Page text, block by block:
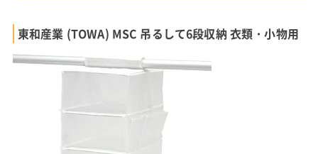
東和産業 (TOWA) MSC 吊るして6段収納 衣類・小物用